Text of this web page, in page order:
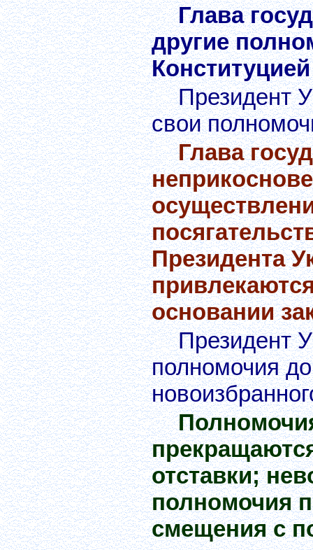
Глава
другие
Президент
свои
Глава
Президента
основании
Президент
полномочия
отставки;
полномочия
смещения с